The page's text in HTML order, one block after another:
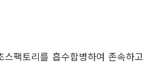
팩토리를 흡수합병하여 존속하고